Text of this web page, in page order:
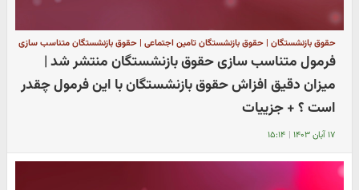
حقوق بازنشستگان | حقوق بازنشستگان تامین اجتماعی | حقوق بازنشستگان متناسب سازی
فرمول متناسب سازی حقوق بازنشستگان منتشر شد |
میزان دقیق افزاش حقوق بازنشستگان با این فرمول چقدر
است ؟ + جزییات
۱۷ آبان ۱۴۰۳ | ۱۵:۱۴